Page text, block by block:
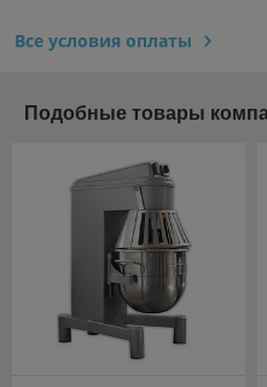
Все условия оплаты
Подобные товары